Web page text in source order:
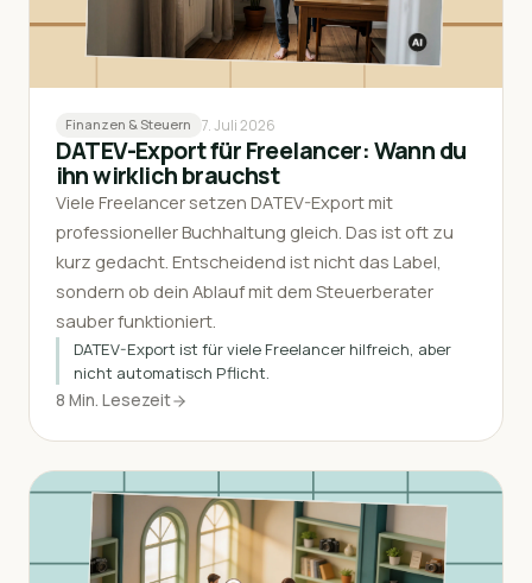
Finanzen & Steuern 7. Juli 2026
DATEV-Export für Freelancer: Wann du
ihn wirklich brauchst
Viele Freelancer setzen DATEV-Export mit
professioneller Buchhaltung gleich. Das ist oft zu
kurz gedacht. Entscheidend ist nicht das Label,
sondern ob dein Ablauf mit dem Steuerberater
sauber funktioniert.
DATEV-Export ist für viele Freelancer hilfreich, aber
nicht automatisch Pflicht.
8 Min. Lesezeit